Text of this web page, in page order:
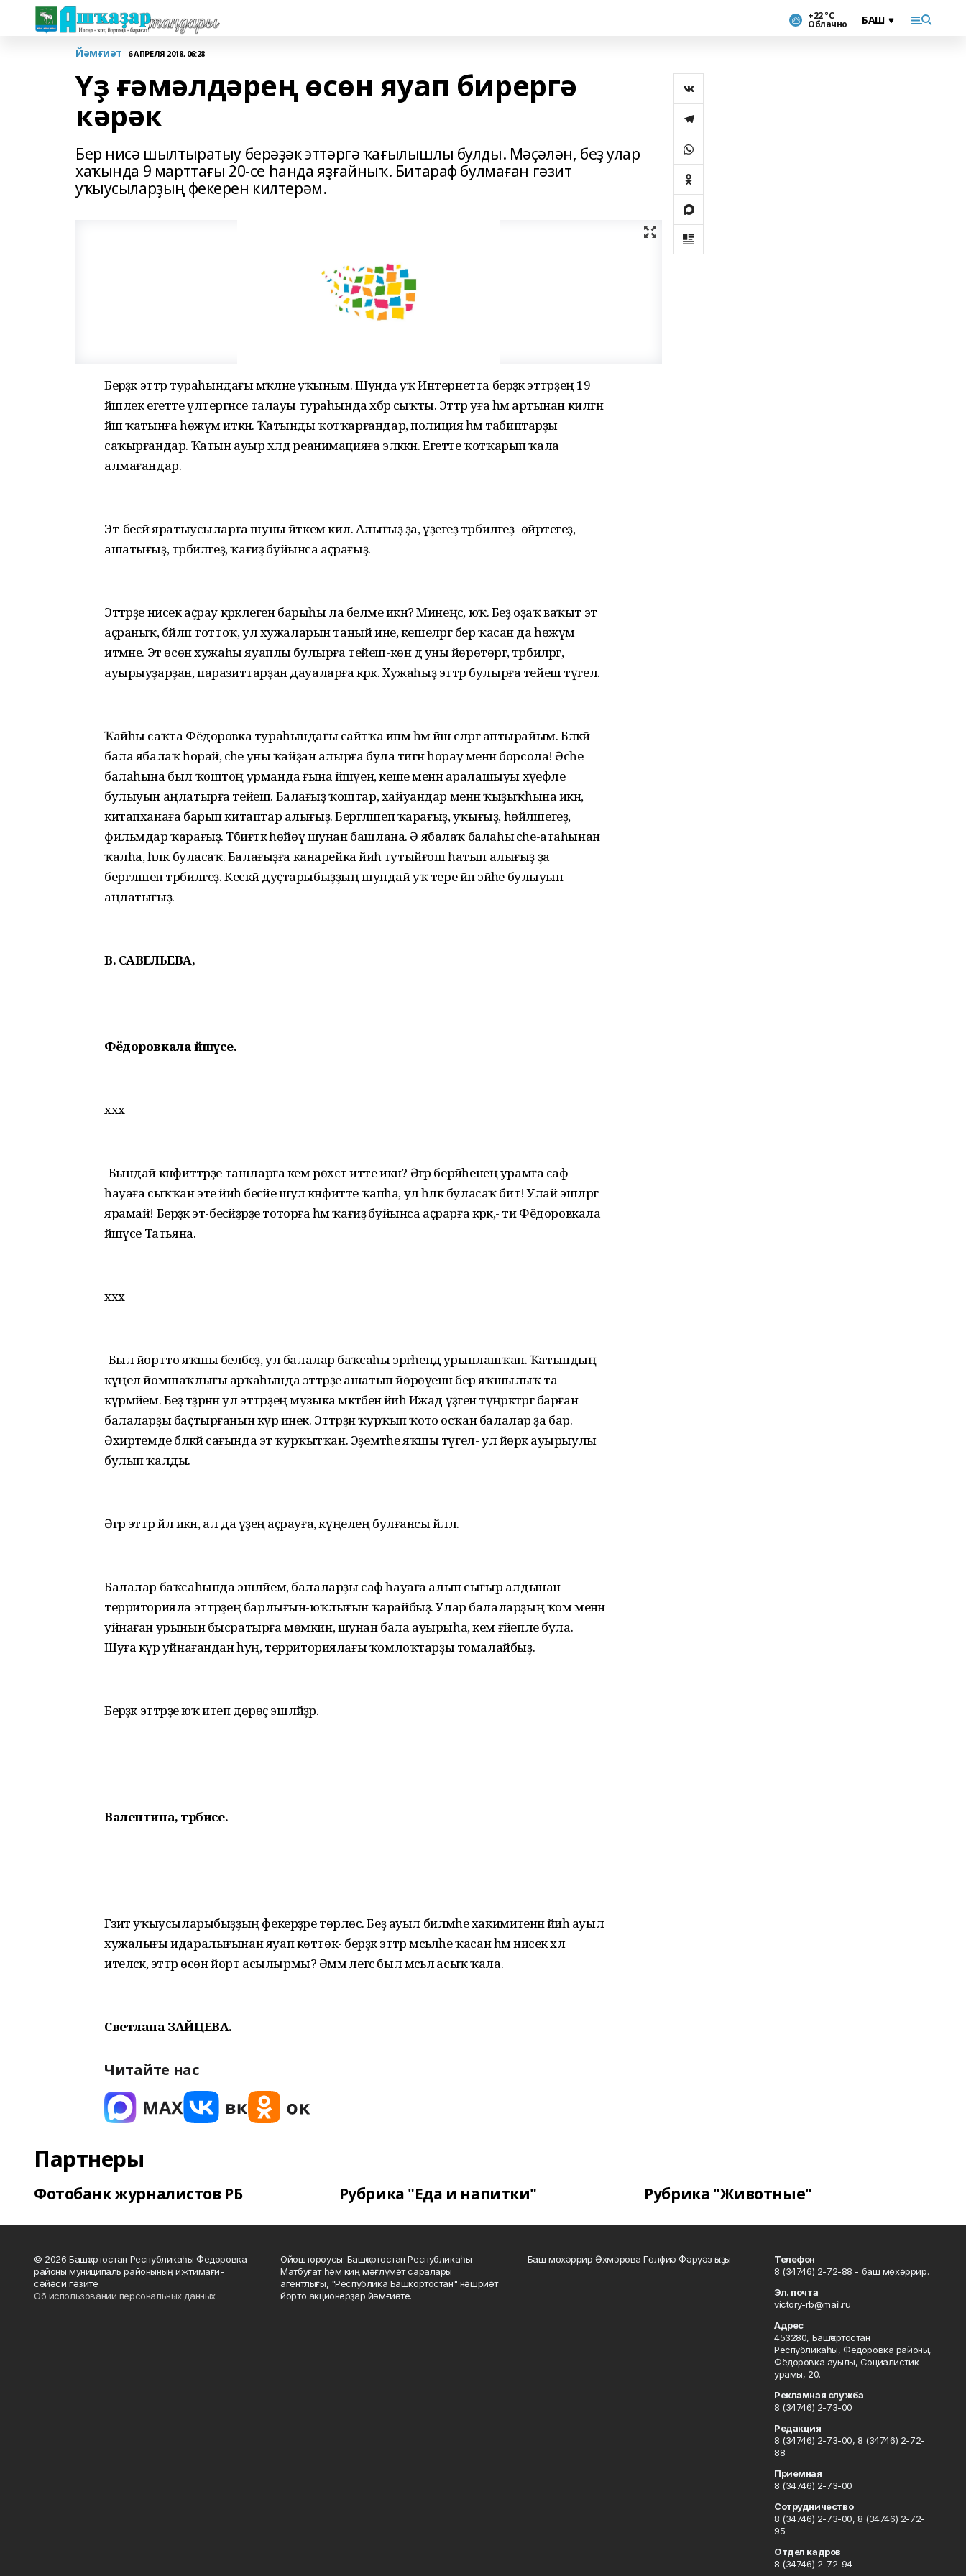
+22 °С
Облачно
Йәмғиәт 6 АПРЕЛЯ 2018, 06:28
Үҙ ғәмәлдәрең өсөн яуап бирергә
кәрәк
Бер нисә шылтыратыу берәҙәк эттәргә ҡағылышлы булды. Мәҫәлән, беҙ улар
хаҡында 9 марттағы 20-се һанда яҙғайныҡ. Битараф булмаған гәзит
уҡыусыларҙың фекерен килтерәм.
Берәҙәк эттәр тураһындағы мәҡәләне уҡыным. Шунда уҡ Интернетта берәҙәк эттәрҙең 19
йәшлек егетте үлтергәнсе талауы тураһында хәбәр сыҡты. Эттәр уға һәм артынан килгән
йәш ҡатынға һөжүм иткән. Ҡатынды ҡотҡарғандар, полиция һәм табиптарҙы
саҡырғандар. Ҡатын ауыр хәлдә реанимацияға эләккән. Егетте ҡотҡарып ҡала
алмағандар.
Эт-бесәй яратыусыларға шуны әйткем килә. Алығыҙ ҙа, үҙегеҙ тәрбиәләгеҙ- өйрәтегеҙ,
ашатығыҙ, тәрбиәләгеҙ, ҡағиҙә буйынса аҫрағыҙ.
Эттәрҙе нисек аҫрау кәрәклеген барыһы ла беләме икән? Минеңсә, юҡ. Беҙ оҙаҡ ваҡыт эт
аҫраныҡ, бәйләп тоттоҡ, ул хужаларын таный ине, кешеләргә бер ҡасан да һөжүм
итмәне. Эт өсөн хужаһы яуаплы булырға тейеш-көн дә уны йөрөтөргә, тәрбиәләргә,
ауырыуҙарҙан, паразиттарҙан дауаларға кәрәк. Хужаһыҙ эттәр булырға тейеш түгел.
Ҡайһы саҡта Фёдоровка тураһындағы сайтҡа инәм һәм йәш әсәләргә аптырайым. Бәләкәй
бала ябалаҡ һорай, әсәһе уны ҡайҙан алырға була тигән һорау менән борсола! Әсәһе
балаһына был ҡоштоң урманда ғына йәшәүен, кеше менән аралашыуы хәүефле
булыуын аңлатырға тейеш. Балағыҙ ҡоштар, хайуандар менән ҡыҙыҡһына икән,
китапханаға барып китаптар алығыҙ. Бергәләшеп ҡарағыҙ, уҡығыҙ, һөйләшегеҙ,
фильмдар ҡарағыҙ. Тәбиғәткә һөйөү шунан башлана. Ә ябалаҡ балаһы әсәһе-атаһынан
ҡалһа, һәләк буласаҡ. Балағыҙға канарейка йәиһә тутыйғош һатып алығыҙ ҙа
бергәләшеп тәрбиәләгеҙ. Кескәй дуҫтарыбыҙҙың шундай уҡ тере йән эйәһе булыуын
аңлатығыҙ.
В. САВЕЛЬЕВА,
Фёдоровкала йәшәүсе.
ххх
-Бындай кәнфиттәрҙе ташларға кем рөхсәт итте икән? Әгәр берәйһенең урамға саф
һауаға сыҡҡан эте йәиһә бесәйе шул кәнфитте ҡапһа, ул һәләк буласаҡ бит! Улай эшләргә
ярамай! Берәҙәк эт-бесәйҙәрҙе тоторға һәм ҡағиҙә буйынса аҫрарға кәрәк,- ти Фёдоровкала
йәшәүсе Татьяна.
ххх
-Был йортто яҡшы беләбеҙ, ул балалар баҡсаһы эргәһендә урынлашҡан. Ҡатындың
күңел йомшаҡлығы арҡаһында эттәрҙе ашатып йөрөүенән бер яҡшылыҡ та
күрмәйем. Беҙ тәҙрәнән ул эттәрҙең музыка мәктәбенә йәиһә Ижад үҙәгенә түңәрәктәргә барған
балаларҙы баҫтырғанын күрә инек. Эттәрҙән ҡурҡып ҡото осҡан балалар ҙа бар.
Әхирәтемде бәләкәй сағында эт ҡурҡытҡан. Эҙемтәһе яҡшы түгел- ул йөрәк ауырыулы
булып ҡалды.
Әгәр эттәр йәл икән, ал да үҙеңә аҫрауға, күңелең булғансы йәллә.
Балалар баҡсаһында эшләйем, балаларҙы саф һауаға алып сығыр алдынан
территорияла эттәрҙең барлығын-юҡлығын ҡарайбыҙ. Улар балаларҙың ҡом менән
уйнаған урынын бысратырға мөмкин, шунан бала ауырыһа, кем ғәйепле була.
Шуға күрә уйнағандан һуң, территориялағы ҡомлоҡтарҙы томалайбыҙ.
Берәҙәк эттәрҙе юҡ итеп дөрөҫ эшләйҙәр.
Валентина, тәрбиәсе.
Гәзит уҡыусыларыбыҙҙың фекерҙәре төрлөсә. Беҙ ауыл биләмәһе хакимиәтенән йәиһә ауыл
хужалығы идаралығынан яуап көттөк- берәҙәк эттәр мәсьәләһе ҡасан һәм нисек хәл
ителәсәк, эттәр өсөн йорт асылырмы? Әммә әлегәсә был мәсьәлә асыҡ ҡала.
Светлана ЗАЙЦЕВА.
Читайте нас
Партнеры
Фотобанк журналистов РБ Рубрика "Еда и напитки" Рубрика "Животные"
© 2026 Башҡортостан Республикаһы Фёдоровка
районы муниципаль районының ижтимағи-
сәйәси гәзите
Об использовании персональных данных
Ойоштороусы: Башҡортостан Республикаһы
Матбуғат һәм киң мәғлүмәт саралары
агентлығы, "Республика Башкортостан" нәшриәт
йорто акционерҙар йәмғиәте.
Баш мөхәррир Әхмәрова Гөлфиә Фәрүәз ҡыҙы
Телефон
8 (34746) 2-72-88 - баш мөхәррир.
Эл. почта
victory-rb@mail.ru
Адрес
453280, Башҡортостан
Республикаһы, Фёдоровка районы,
Фёдоровка ауылы, Социалистик
урамы, 20.
Рекламная служба
8 (34746) 2-73-00
Редакция
8 (34746) 2-73-00, 8 (34746) 2-72-
88
Приемная
8 (34746) 2-73-00
Сотрудничество
8 (34746) 2-73-00, 8 (34746) 2-72-
95
Отдел кадров
8 (34746) 2-72-94